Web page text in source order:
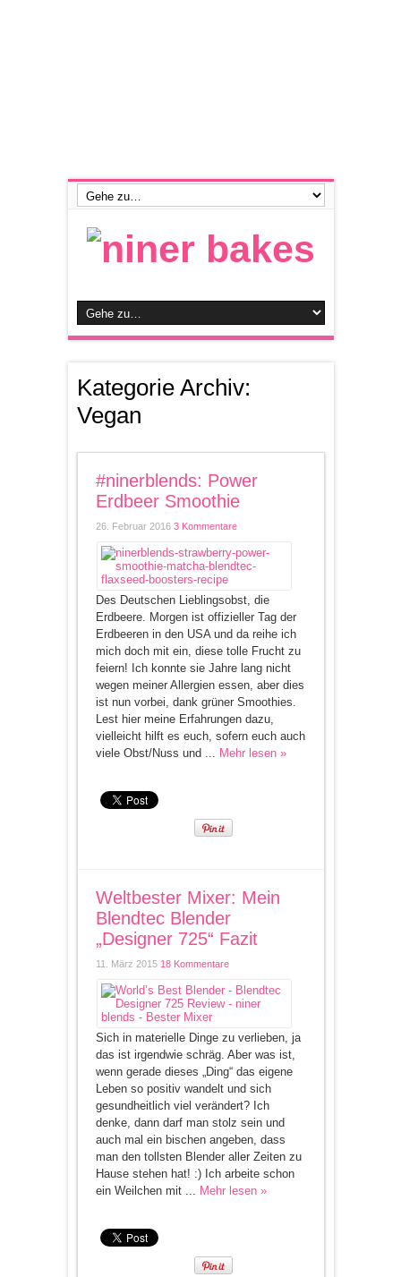
Kategorie Archiv:
Vegan
#ninerblends: Power
Erdbeer Smoothie
26. Februar 2016 3 Kommentare
Des Deutschen Lieblingsobst, die
Erdbeere. Morgen ist offizieller Tag der
Erdbeeren in den USA und da reihe ich
mich doch mit ein, diese tolle Frucht zu
feiern! Ich konnte sie Jahre lang nicht
wegen meiner Allergien essen, aber dies
ist nun vorbei, dank grüner Smoothies.
Lest hier meine Erfahrungen dazu,
vielleicht hilft es euch, sofern euch auch
viele Obst/Nuss und ... Mehr lesen »
Weltbester Mixer: Mein
Blendtec Blender
„Designer 725“ Fazit
11. März 2015 18 Kommentare
Sich in materielle Dinge zu verlieben, ja
das ist irgendwie schräg. Aber was ist,
wenn gerade dieses „Ding“ das eigene
Leben so positiv wandelt und sich
gesundheitlich viel verändert? Ich
denke, dann darf man stolz sein und
auch mal ein bischen angeben, dass
man den tollsten Blender aller Zeiten zu
Hause stehen hat! :) Ich arbeite schon
ein Weilchen mit ... Mehr lesen »